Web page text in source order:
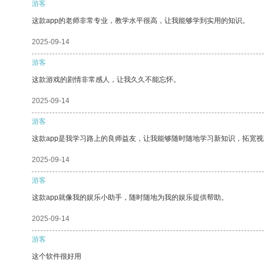
游客
这款app的老师非常专业，教学水平很高，让我能够学到实用的知识。
2025-09-14
游客
这款游戏的剧情非常感人，让我久久不能忘怀。
2025-09-14
游客
这款app是我学习路上的良师益友，让我能够随时随地学习新知识，拓宽
2025-09-14
游客
这款app就像我的娱乐小助手，随时随地为我的娱乐提供帮助。
2025-09-14
游客
这个软件很好用